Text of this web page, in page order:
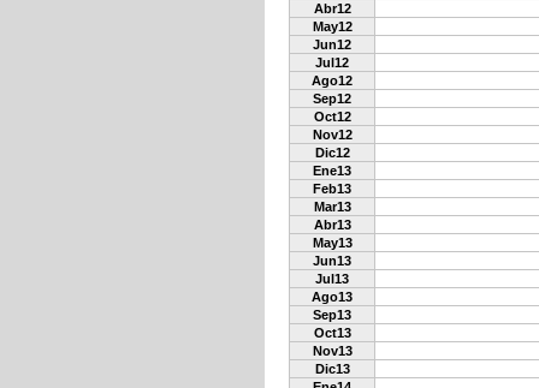
Abr12
May12
Jun12
Jul12
Ago12
Sep12
Oct12
Nov12
Dic12
Ene13
Feb13
Mar13
Abr13
May13
Jun13
Jul13
Ago13
Sep13
Oct13
Nov13
Dic13